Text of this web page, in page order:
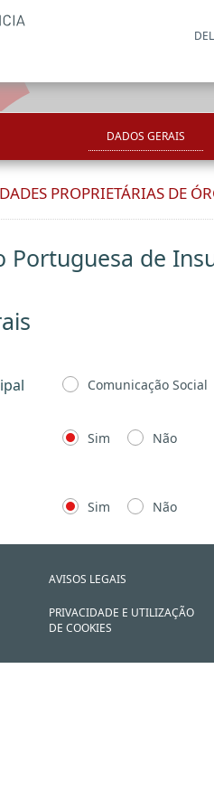
DADOS GERAIS
PROPRIETÁRIAS DE
Portuguesa de
Comunicação Social
Sim Não
Sim Não
AVISOS LEGAIS
PRIVACIDADE E UTILIZAÇÃO
DE COOKIES